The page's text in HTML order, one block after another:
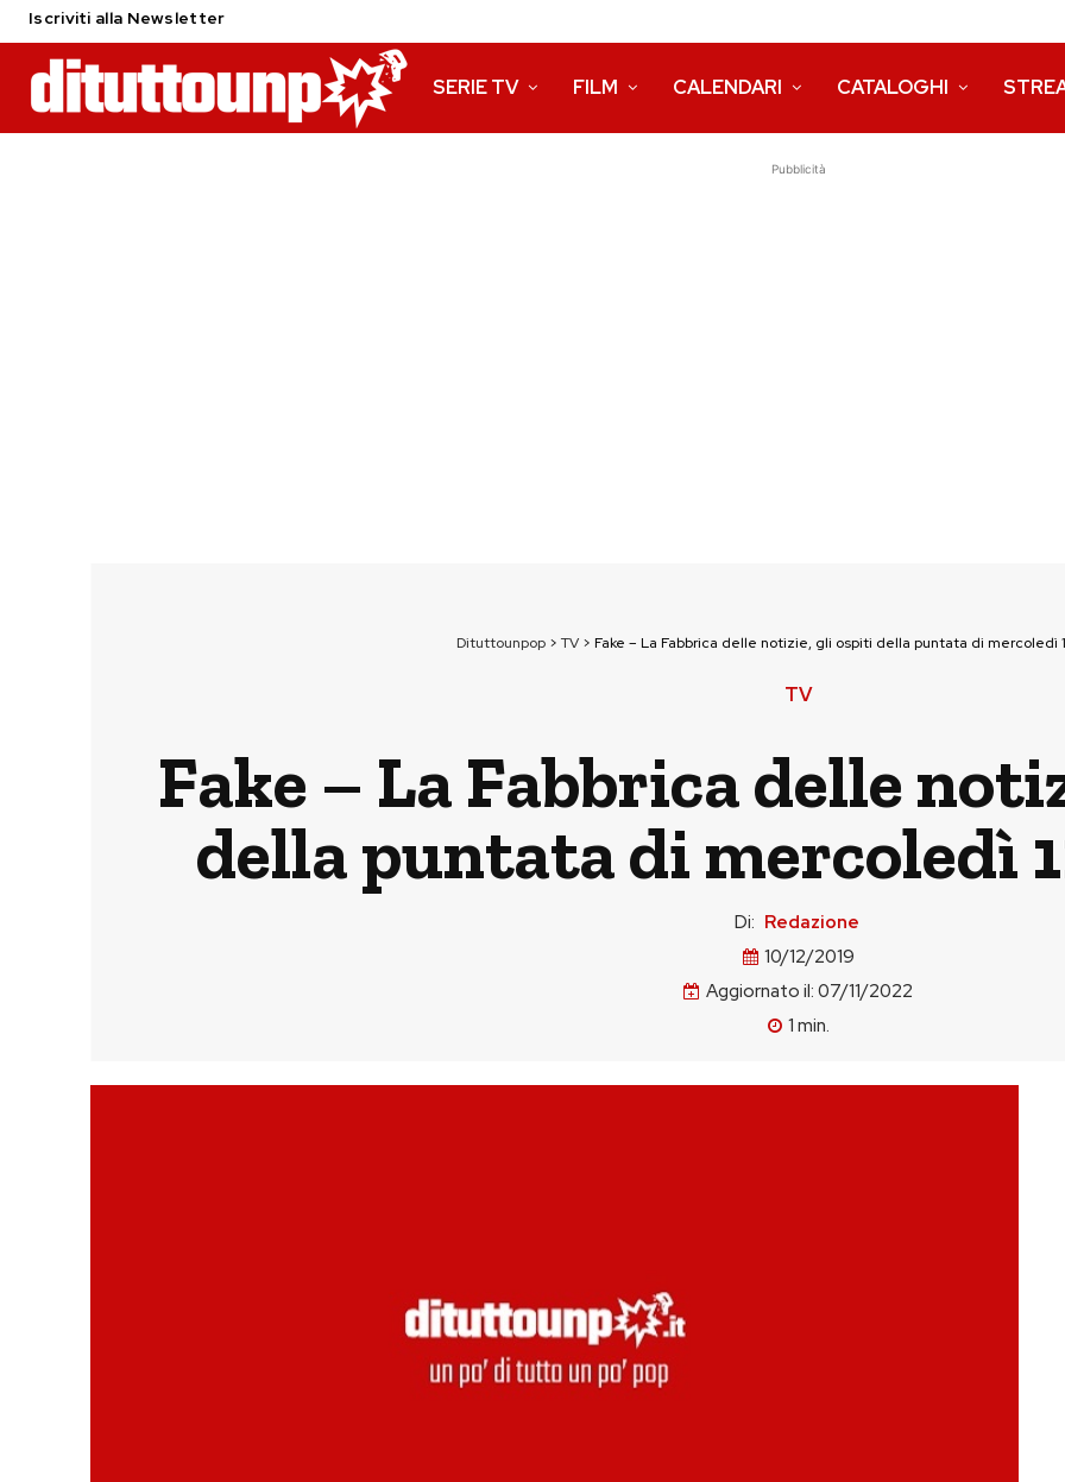
Iscriviti alla Newsletter
SERIE TV FILM CALENDARI CATALOGHI
Pubblicità
Dituttounpop> TV> Fake – La Fabbrica delle notizie, gli ospiti della puntata di mercoledì
TV
Fake – La Fabbrica delle
della puntata di mercoledì
Di: Redazione
10/12/2019
Aggiornato il: 07/11/2022
1 min.